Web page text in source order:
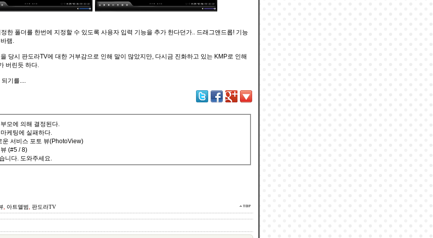
한 폴더를 한번에 지정할 수 있도록 사용자 입력 기능을 추가 한다던가.. 드래그앤드롭! 기능
램.
당시 판도라TV에 대한 거부감으로 인해 말이 많았지만, 다시금 진화하고 있는 KMP로 인해
버린듯 하다.
기를....
모에 의해 결정된다.
케팅에 실패하다.
서비스 포토 뷰(PhotoView)
(#5 / 8)
니다. 도와주세요.
, 아트앨범 판도라TV